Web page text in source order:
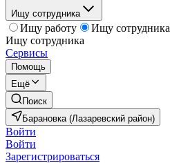
Ищу сотрудника
Ищу работу
Ищу сотрудника
Ищу сотрудника
Сервисы
Помощь
Ещё
Поиск
Барановка (Лазаревский район)
Войти
Войти
Зарегистрироваться